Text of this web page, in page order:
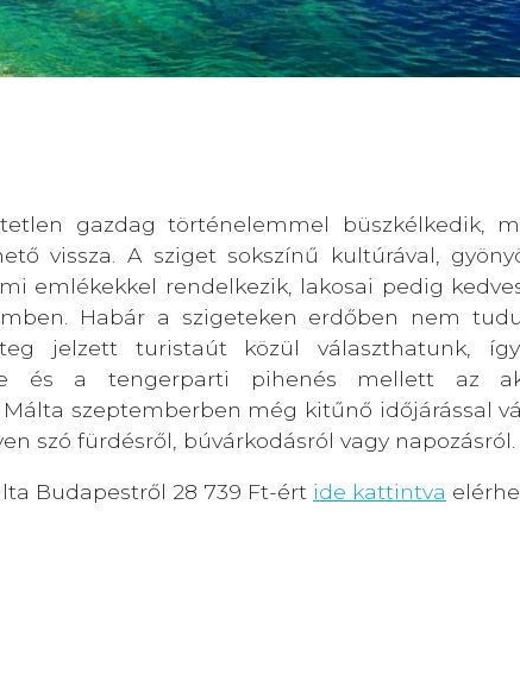
gazdag történelemmel büszkélkedik,
vissza. A sziget sokszínű kultúrával,
emlékekkel rendelkezik, lakosai pedig
Habár a szigeteken erdőben nem
jelzett turistaút közül választhatunk,
és a tengerparti pihenés mellett az
szeptemberben még kitűnő időjárással
szó fürdésről, búvárkodásról vagy napozásról.
Budapestről 28 739 Ft-ért ide kattintva